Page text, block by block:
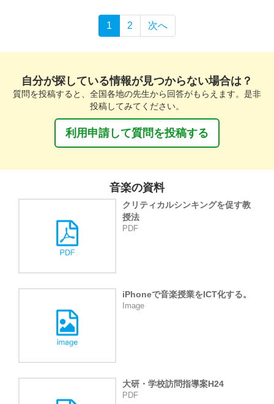
1 2 次へ
自分が探している情報が見つからない場合は？
質問を投稿すると、全国各地の先生から回答がもらえます。是非
投稿してみてください。
利用申請して質問を投稿する
音楽の資料
クリティカルシンキングを促す教
授法
PDF
iPhoneで音楽授業をICT化する。
Image
大研・学校訪問指導案H24
PDF